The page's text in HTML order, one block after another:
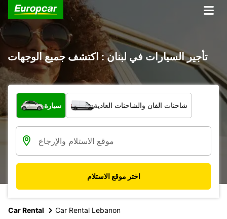
تأجير السيارات في لبنان : اكتشف جميع الوجهات
ما نوع المركبة؟
سيارة شاحنات الفان والشاحنات العادية
اختر موقع الاستلام
Car Rental Car Rental Lebanon